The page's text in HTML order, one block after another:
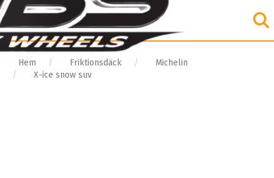
Hem Friktionsdäck
Michelin
X-ice snow suv